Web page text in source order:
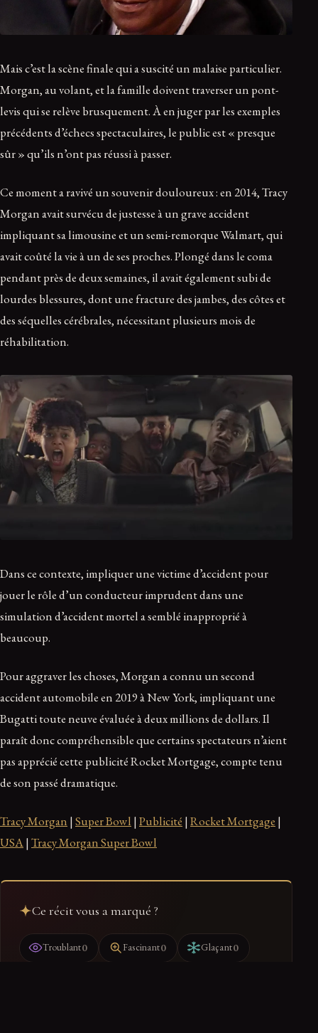
Mais c’est la scène finale qui a suscité un malaise particulier.
Morgan, au volant, et la famille doivent traverser un pont-
levis qui se relève brusquement. À en juger par les exemples
précédents d’échecs spectaculaires, le public est « presque
sûr » qu’ils n’ont pas réussi à passer.
Ce moment a ravivé un souvenir douloureux : en 2014, Tracy
Morgan avait survécu de justesse à un grave accident
impliquant sa limousine et un semi-remorque Walmart, qui
avait coûté la vie à un de ses proches. Plongé dans le coma
pendant près de deux semaines, il avait également subi de
lourdes blessures, dont une fracture des jambes, des côtes et
des séquelles cérébrales, nécessitant plusieurs mois de
réhabilitation.
Dans ce contexte, impliquer une victime d’accident pour
jouer le rôle d’un conducteur imprudent dans une
simulation d’accident mortel a semblé inapproprié à
beaucoup.
Pour aggraver les choses, Morgan a connu un second
accident automobile en 2019 à New York, impliquant une
Bugatti toute neuve évaluée à deux millions de dollars. Il
paraît donc compréhensible que certains spectateurs n’aient
pas apprécié cette publicité Rocket Mortgage, compte tenu
de son passé dramatique.
Tracy Morgan | Super Bowl | Publicité | Rocket Mortgage |
USA| Tracy Morgan Super Bowl
Ce récit vous a marqué ?
Troublant0 Fascinant0 Glaçant0